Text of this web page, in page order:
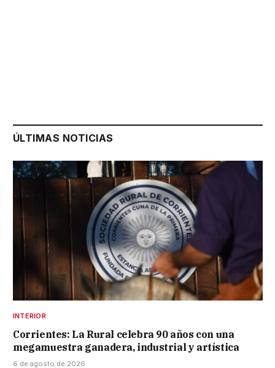
ÚLTIMAS NOTICIAS
INTERIOR
Corrientes: La Rural celebra 90 años con una
megamuestra ganadera, industrial y artística
6 de agosto de 2026